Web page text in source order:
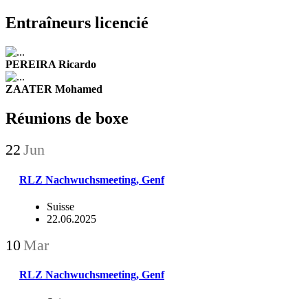
Entraîneurs licencié
PEREIRA Ricardo
ZAATER Mohamed
Réunions de boxe
22 Jun
RLZ Nachwuchsmeeting, Genf
Suisse
22.06.2025
10Mar
RLZ Nachwuchsmeeting, Genf